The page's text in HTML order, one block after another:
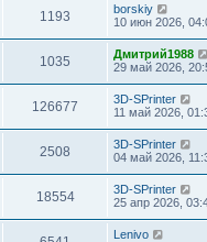
1193
borskiy
10 июн 2026,
1035
Дмитрий1988
29 май 2026,
126677
3D-SPrinter
11 май 2026,
2508
3D-SPrinter
04 май 2026,
18554
3D-SPrinter
25 апр 2026,
Lenivo